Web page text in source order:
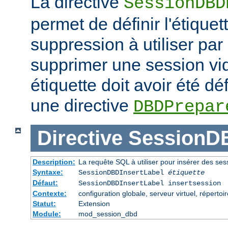
permet de définir
suppression à utiliser
supprimer une session
étiquette doit avoir été
une directive
Directive
Description: La requête SQL à utiliser pour insérer des
Syntaxe:
SessionDBDInsertLabel étiquette
Défaut:
SessionDBDInsertLabel insertsession
Contexte:
configuration globale, serveur virtuel,
Statut:
Extension
Module:
mod_session_dbd